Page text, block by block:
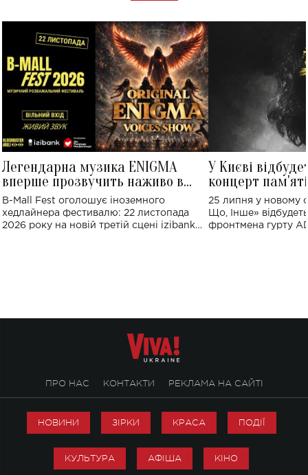
Легендарна музика ENIGMA
вперше прозвучить наживо в
Україні: де відбудеться концерт
B-Mall Fest оголошує іноземного
хедлайнера фестивалю: 22 листопада
2026 року на новій третій сцені izibank
У Києві
концерт
Клименка:
виконають
25 липня у новому
Що, Інше»
фронтмена гурту
ПРО НАС КОНТАКТИ РЕКЛАМА НА САЙТІ
НОВИНИ ЗІРКИ КРАСА ПОДІЇ
КУЛЬТУРА АФІША КІНО